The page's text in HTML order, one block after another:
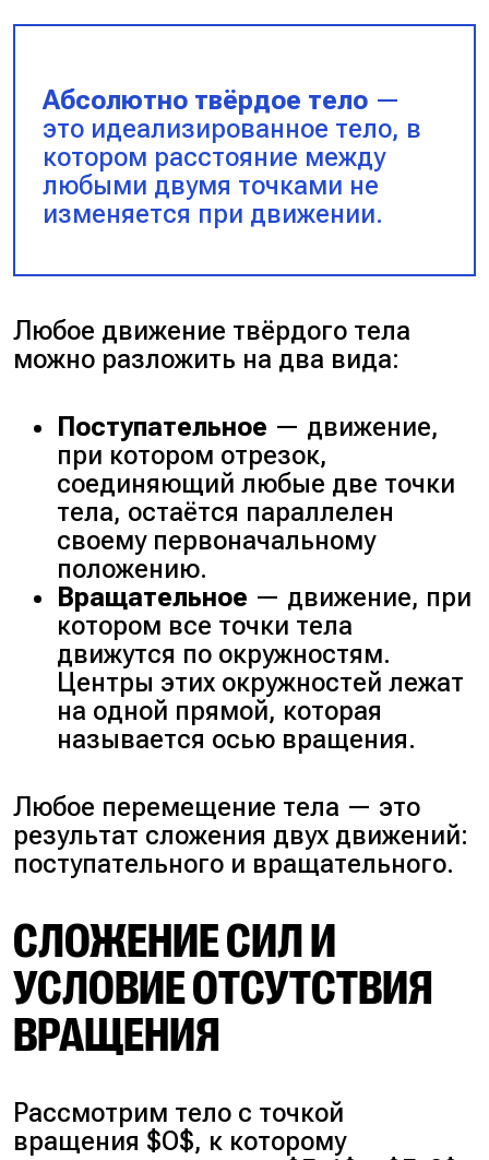
Абсолютно твёрдое тело—
это идеализированное тело, в
котором расстояние между
любыми двумя точками не
изменяется при движении.
Любое движение твёрдого тела
можно разложить на два вида:
Поступательное — движение,
при котором отрезок,
соединяющий любые две точки
тела, остаётся параллелен
своему первоначальному
положению.
Вращательное — движение, при
котором все точки тела
движутся по окружностям.
Центры этих окружностей лежат
на одной прямой, которая
называется осью вращения.
Любое перемещение тела — это
результат сложения двух движений:
поступательного и вращательного.
СЛОЖЕНИЕ СИЛ И
УСЛОВИЕ ОТСУТСТВИЯ
ВРАЩЕНИЯ
Рассмотрим тело с точкой
вращения $O$, к которому